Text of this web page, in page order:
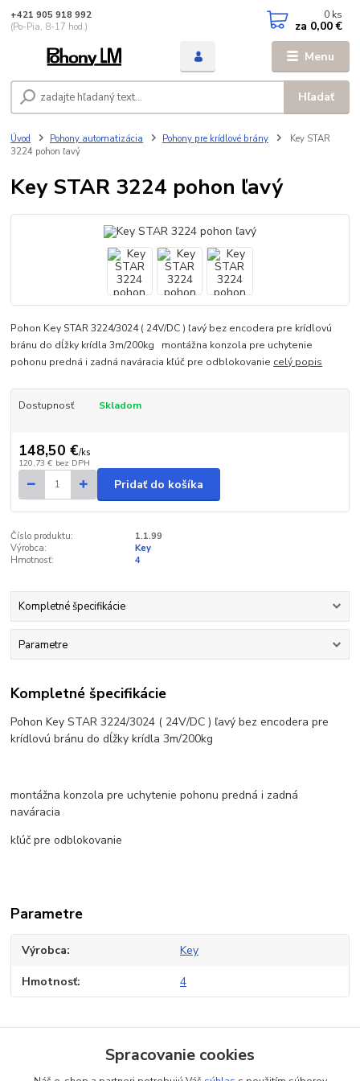
Menu
Hľadať
+421 905 918 992
(Po-Pia, 8-17 hod.)
0 ks
za 0,00 €
Úvod Pohony automatizácia Pohony pre krídlové brány
Key STAR
3224 pohon ľavý
Key STAR 3224 pohon ľavý
Pohon Key STAR 3224/3024 ( 24V/DC ) ľavý bez encodera pre krídlovú
bránu do dĺžky krídla 3m/200kg montážna konzola pre uchytenie
pohonu predná i zadná naváracia kľúč pre odblokovanie celý popis
Dostupnosť Skladom
148,50 €/ks
120,73 € bez DPH
Pridať do košíka
Číslo produktu:
1.1.99
Výrobca:
Key
Hmotnosť:
4
Kompletné špecifikácie
Parametre
Kompletné špecifikácie
Pohon Key STAR 3224/3024 ( 24V/DC ) ľavý bez encodera pre
krídlovú bránu do dĺžky krídla 3m/200kg
montážna konzola pre uchytenie pohonu predná i zadná
naváracia
kľúč pre odblokovanie
Parametre
Výrobca Key
Hmotnosť 4
Tovar zaradený v kategóriách
Pohony automatizácia
Spracovanie cookies